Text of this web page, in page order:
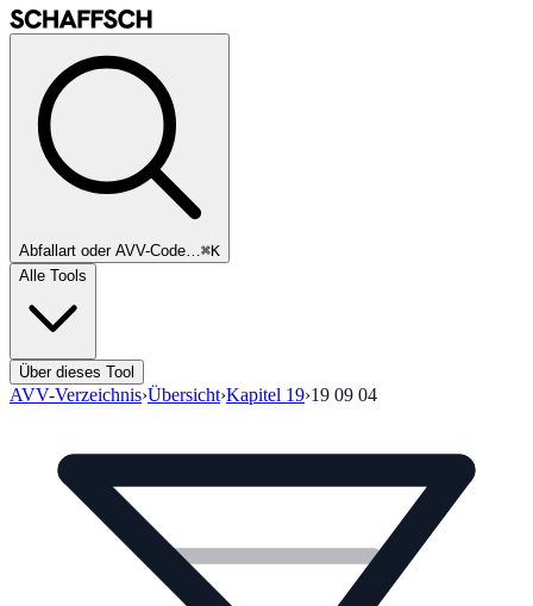
Abfallart oder AVV-Code…⌘K
Alle Tools
Über dieses Tool
AVV-Verzeichnis›Übersicht›Kapitel 19›19 09 04